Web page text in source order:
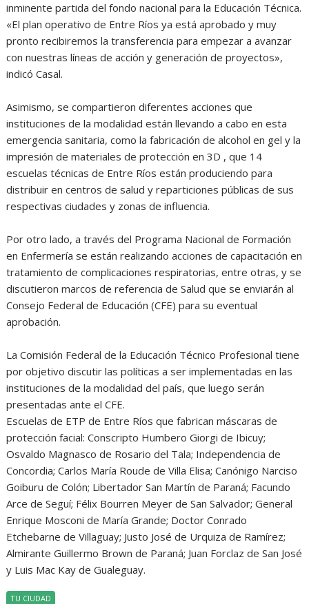
inminente partida del fondo nacional para la Educación Técnica.
«El plan operativo de Entre Ríos ya está aprobado y muy
pronto recibiremos la transferencia para empezar a avanzar
con nuestras líneas de acción y generación de proyectos»,
indicó Casal.
Asimismo, se compartieron diferentes acciones que
instituciones de la modalidad están llevando a cabo en esta
emergencia sanitaria, como la fabricación de alcohol en gel y la
impresión de materiales de protección en 3D , que 14
escuelas técnicas de Entre Ríos están produciendo para
distribuir en centros de salud y reparticiones públicas de sus
respectivas ciudades y zonas de influencia.
Por otro lado, a través del Programa Nacional de Formación
en Enfermería se están realizando acciones de capacitación en
tratamiento de complicaciones respiratorias, entre otras, y se
discutieron marcos de referencia de Salud que se enviarán al
Consejo Federal de Educación (CFE) para su eventual
aprobación.
La Comisión Federal de la Educación Técnico Profesional tiene
por objetivo discutir las políticas a ser implementadas en las
instituciones de la modalidad del país, que luego serán
presentadas ante el CFE.
Escuelas de ETP de Entre Ríos que fabrican máscaras de
protección facial: Conscripto Humbero Giorgi de Ibicuy;
Osvaldo Magnasco de Rosario del Tala; Independencia de
Concordia; Carlos María Roude de Villa Elisa; Canónigo Narciso
Goiburu de Colón; Libertador San Martín de Paraná; Facundo
Arce de Seguí; Félix Bourren Meyer de San Salvador; General
Enrique Mosconi de María Grande; Doctor Conrado
Etchebarne de Villaguay; Justo José de Urquiza de Ramírez;
Almirante Guillermo Brown de Paraná; Juan Forclaz de San José
y Luis Mac Kay de Gualeguay.
TU CIUDAD